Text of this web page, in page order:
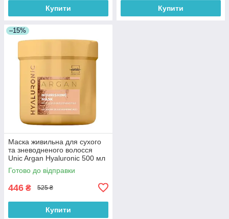
Купити Купити
–15%
Маска живильна для сухого
та зневодненого волосся
Unic Argan Hyaluronic 500 мл
Готово до відправки
446 ₴ 525 ₴
Купити